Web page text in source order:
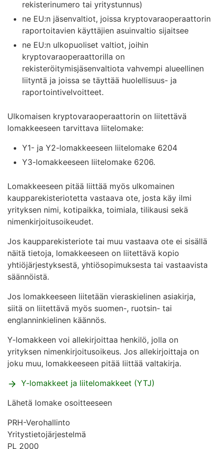
rekisterinumero tai yritystunnus)
ne EU:n jäsenvaltiot, joissa kryptovaraoperaattorin
raportoitavien käyttäjien asuinvaltio sijaitsee
ne EU:n ulkopuoliset valtiot, joihin
kryptovaraoperaattorilla on
rekisteröitymisjäsenvaltiota vahvempi alueellinen
liityntä ja joissa se täyttää huolellisuus- ja
raportointivelvoitteet.
Ulkomaisen kryptovaraoperaattorin on liitettävä
lomakkeeseen tarvittava liitelomake:
Y1- ja Y2-lomakkeeseen liitelomake 6204
Y3-lomakkeeseen liitelomake 6206.
Lomakkeeseen pitää liittää myös ulkomainen
kaupparekisteriotetta vastaava ote, josta käy ilmi
yrityksen nimi, kotipaikka, toimiala, tilikausi sekä
nimenkirjoitusoikeudet.
Jos kaupparekisteriote tai muu vastaava ote ei sisällä
näitä tietoja, lomakkeeseen on liitettävä kopio
yhtiöjärjestyksestä, yhtiösopimuksesta tai vastaavista
säännöistä.
Jos lomakkeeseen liitetään vieraskielinen asiakirja,
siitä on liitettävä myös suomen-, ruotsin- tai
englanninkielinen käännös.
Y-lomakkeen voi allekirjoittaa henkilö, jolla on
yrityksen nimenkirjoitusoikeus. Jos allekirjoittaja on
joku muu, lomakkeeseen pitää liittää valtakirja.
Y-lomakkeet ja liitelomakkeet (YTJ)
Lähetä lomake osoitteeseen
PRH-Verohallinto
Yritystietojärjestelmä
PL 2000